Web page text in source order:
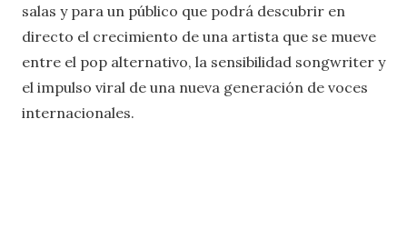
salas y para un público que podrá descubrir en
directo el crecimiento de una artista que se mueve
entre el pop alternativo, la sensibilidad songwriter y
el impulso viral de una nueva generación de voces
internacionales.